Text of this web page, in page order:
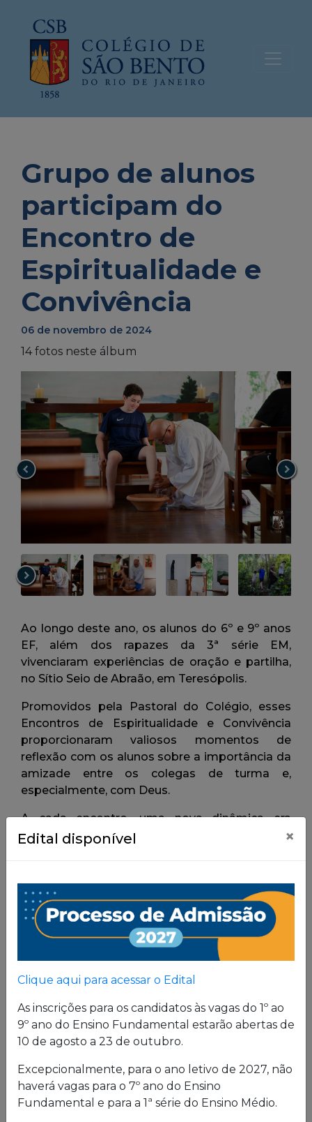
Edital disponível ×
Clique aqui para acessar o Edital
As inscrições para os candidatos às vagas do 1º ao
9º ano do Ensino Fundamental estarão abertas de
10 de agosto a 23 de outubro.
Excepcionalmente, para o ano letivo de 2027, não
haverá vagas para o 7º ano do Ensino
Fundamental e para a 1ª série do Ensino Médio.